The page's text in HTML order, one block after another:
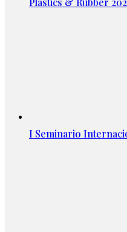
I Seminario